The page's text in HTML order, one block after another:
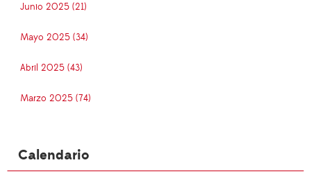
Junio 2025 (21)
Mayo 2025 (34)
Abril 2025 (43)
Marzo 2025 (74)
Calendario